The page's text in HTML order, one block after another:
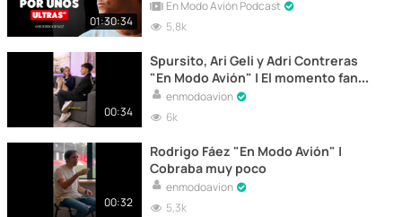
01:30:34
ULTRAS''
En Modo Avión Podcast
5,8k
00:34
Spursito, Ari Geli y Adri Contreras
"En Modo Avión" | El momento fan
con Roberto Carlos
enmodoavion
6k
00:32
Rodrigo Fáez "En Modo Avión" |
Cobraba muy poco
enmodoavion
5,3k